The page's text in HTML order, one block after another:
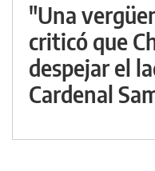
"Una
criticó que
despejar el
Cardenal